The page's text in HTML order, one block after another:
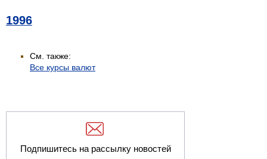
1996
См. также:
Все курсы валют
Подпишитесь на рассылку новостей